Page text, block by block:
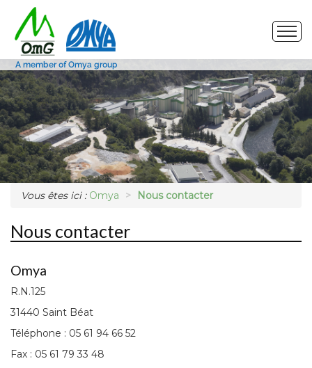
Site de production
Nos produits
Marchés
Photos
Demande d'échantillon
Vous êtes ici : Omya Nous contacter
Nous contacter
Omya
R.N.125
31440 Saint Béat
Téléphone : 05 61 94 66 52
Fax : 05 61 79 33 48